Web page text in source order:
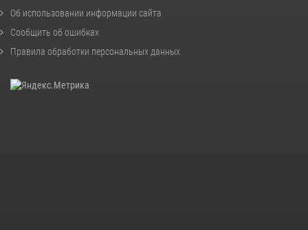
Об использовании информации сайта
Сообщить об ошибках
Правила обработки персональных данных